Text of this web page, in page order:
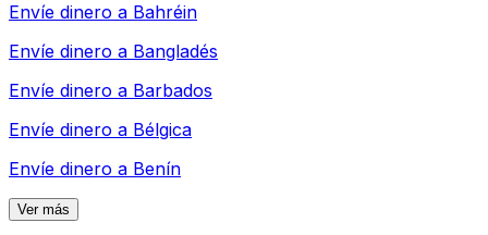
Envíe dinero a Bahréin
Envíe dinero a Bangladés
Envíe dinero a Barbados
Envíe dinero a Bélgica
Envíe dinero a Benín
Ver más